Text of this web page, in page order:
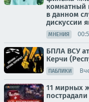
комнатный
в данном
дискуссии
МНЕНИЯ
БПЛА ВСУ
Керчи
ПАБЛИКИ
11 мирных